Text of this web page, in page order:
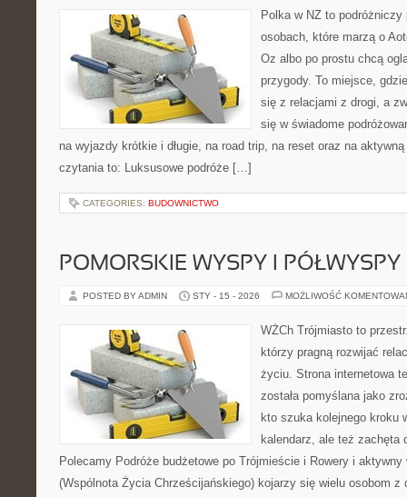
Polka w NZ to
osobach, które marzą o
Oz albo po prostu chcą
przygody. To miejsce,
się z relacjami z drogi, a
się w świadome
na wyjazdy krótkie i długie, na road trip, na reset oraz na
czytania to: Luksusowe podróże […]
CATEGORIES: BUDOWNICTWO
POMORSKIE WYSPY I PÓŁWYSPY
POSTED BY ADMIN STY - 15 - 2026 MOŻLIWOŚĆ
WŻCh Trójmiasto to
którzy pragną rozwijać
życiu. Strona internetowa
została pomyślana jako
kto szuka kolejnego kroku
kalendarz, ale też zachęta
Polecamy Podróże budżetowe po Trójmieście i Rowery i
(Wspólnota Życia Chrześcijańskiego) kojarzy się wielu osobom z